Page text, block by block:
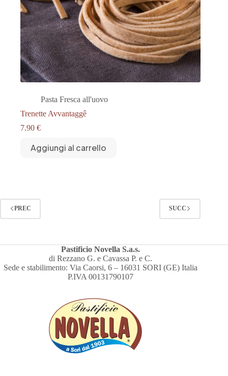
Pasta Fresca all'uovo
Trenette Avvantaggê
7.90 €
Aggiungi al carrello
PREC SUCC
Pastificio Novella S.a.s.
di Rezzano G. e Cavassa P. e C.
Sede e stabilimento: Via Caorsi, 6 – 16031 SORI (GE) Italia
P.IVA 00131790107